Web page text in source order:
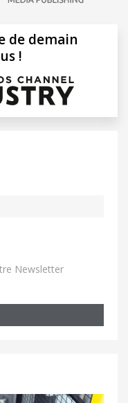
de demain
!
Newsletter